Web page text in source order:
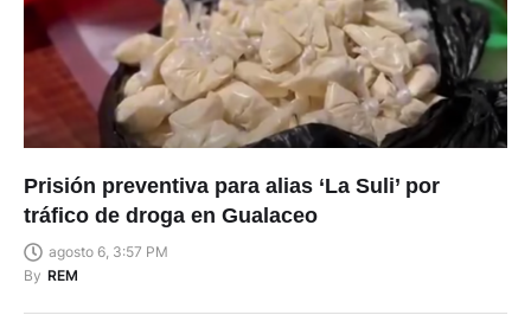
Prisión preventiva para alias ‘La Suli’ por
tráfico de droga en Gualaceo
agosto 6, 3:57 PM
By REM